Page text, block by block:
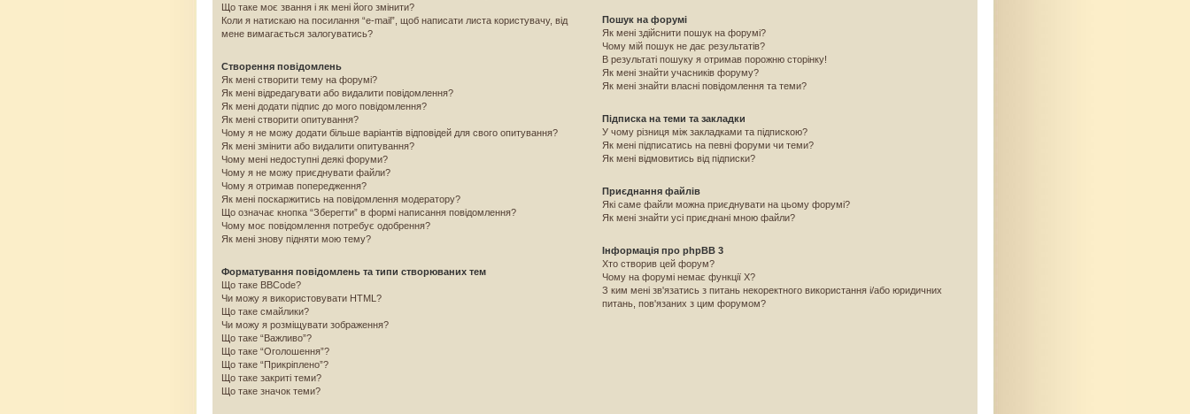
Що таке моє звання і як мені його змінити?
Коли я натискаю на посилання “e-mail”, щоб написати листа користувачу, від
мене вимагається залогуватись?
Створення повідомлень
Як мені створити тему на форумі?
Як мені відредагувати або видалити повідомлення?
Як мені додати підпис до мого повідомлення?
Як мені створити опитування?
Чому я не можу додати більше варіантів відповідей для свого опитування?
Як мені змінити або видалити опитування?
Чому мені недоступні деякі форуми?
Чому я не можу приєднувати файли?
Чому я отримав попередження?
Як мені поскаржитись на повідомлення модератору?
Що означає кнопка “Зберегти” в формі написання повідомлення?
Чому моє повідомлення потребує одобрення?
Як мені знову підняти мою тему?
Форматування повідомлень та типи створюваних тем
Що таке BBCode?
Чи можу я використовувати HTML?
Що таке смайлики?
Чи можу я розміщувати зображення?
Що таке “Важливо”?
Що таке “Оголошення”?
Що таке “Прикріплено”?
Що таке закриті теми?
Що таке значок теми?
Пошук на форумі
Як мені здійснити пошук на форумі?
Чому мій пошук не дає результатів?
В результаті пошуку я отримав порожню сторінку!
Як мені знайти учасників форуму?
Як мені знайти власні повідомлення та теми?
Підписка на теми та закладки
У чому різниця між закладками та підпискою?
Як мені підписатись на певні форуми чи теми?
Як мені відмовитись від підписки?
Приєднання файлів
Які саме файли можна приєднувати на цьому форумі?
Як мені знайти усі приєднані мною файли?
Інформація про phpBB 3
Хто створив цей форум?
Чому на форумі немає функції X?
З ким мені зв'язатись з питань некоректного використання і/або юридичних
питань, пов'язаних з цим форумом?